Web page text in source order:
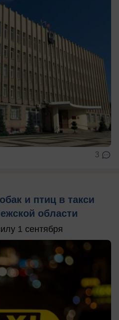
3
и птиц в такси
области
1 сентября